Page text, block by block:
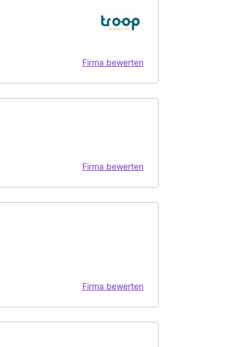
Firma bewerten
Firma bewerten
Firma bewerten